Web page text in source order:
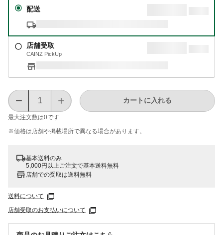
配送
店舗受取
CAINZ PickUp
最大注文数は0です
カートに入れる
※価格は​店舗や​掲載場所で​異なる​場合が​あります。
基本送料のみ
5,000円以上ご注文で基本送料無料
店舗での受取は送料無料
送料について
店舗受取のお支払いについて